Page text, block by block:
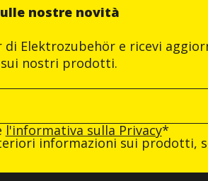
nostre novità
Elektrozubehör e ricevi
nostri prodotti.
l'informativa sulla Privacy*
informazioni sui prodotti,